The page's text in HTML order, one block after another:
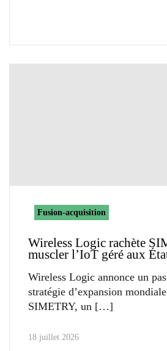
Fusion-acquisition
Wireless Logic rachète
muscler l’IoT géré aux
Wireless Logic annonce un
stratégie d’expansion
SIMETRY, un
18 juillet 2026